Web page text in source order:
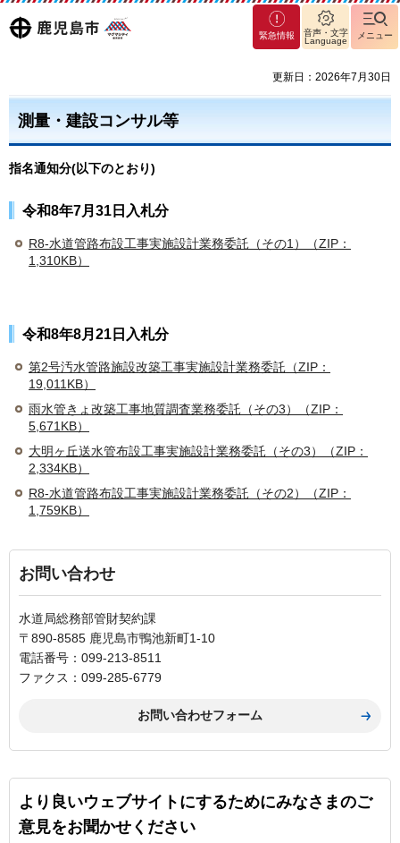
鹿児島
マグ
マシ
島市
緊急情報
音声・文字
Language
メニュー
更新日：2026年7月30日
測量・建設コンサル等
指名通知分(以下のとおり)
令和8年7月31日入札分
R8-水道管路布設工事実施設計業務委託（その1）（ZIP：
1,310KB）
令和8年8月21日入札分
第2号汚水管路施設改築工事実施設計業務委託（ZIP：
19,011KB）
雨水管きょ改築工事地質調査業務委託（その3）（ZIP：
5,671KB）
大明ヶ丘送水管布設工事実施設計業務委託（その3）（ZIP：
2,334KB）
R8-水道管路布設工事実施設計業務委託（その2）（ZIP：
1,759KB）
お問い合わせ
水道局総務部管財契約課
〒890-8585 鹿児島市鴨池新町1-10
電話番号：099-213-8511
ファクス：099-285-6779
より良いウェブサイトにするためにみなさまのご
意見をお聞かせください